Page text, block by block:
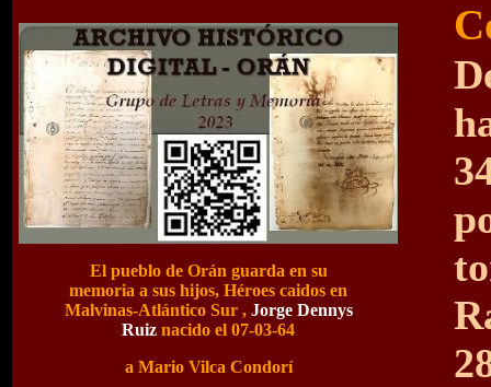
El pueblo de Orán guarda en su
memoria a sus hijos, Héroes caidos en
Malvinas-Atlántico Sur , Jorge Dennys
Ruiz nacido el 07-03-64
a Mario Vilca Condorí